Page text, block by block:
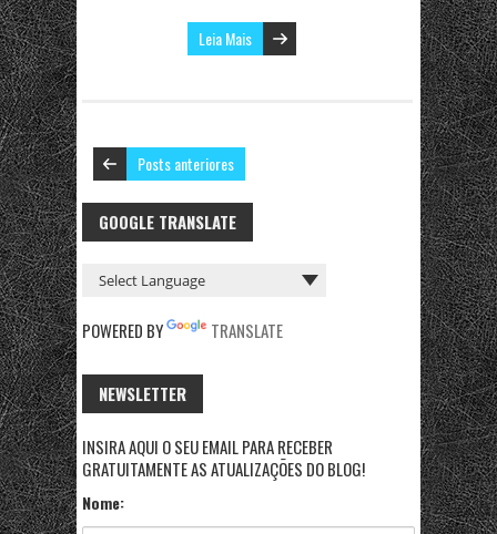
Leia Mais
Posts anteriores
GOOGLE TRANSLATE
POWERED BY TRANSLATE
NEWSLETTER
INSIRA AQUI O SEU EMAIL PARA RECEBER
GRATUITAMENTE AS ATUALIZAÇÕES DO BLOG!
Nome: